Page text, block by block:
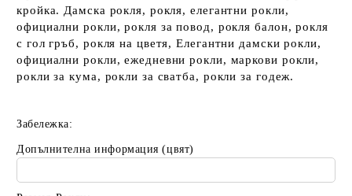
кройка. Дамска рокля, рокля, елегантни рокли,
официални рокли, рокля за повод, рокля балон, рокля
с гол гръб, рокля на цветя, Елегантни дамски рокли,
официални рокли, ежедневни рокли, маркови рокли,
рокли за кума, рокли за сватба, рокли за годеж.
Забележка:
Допълнителна информация (цвят)